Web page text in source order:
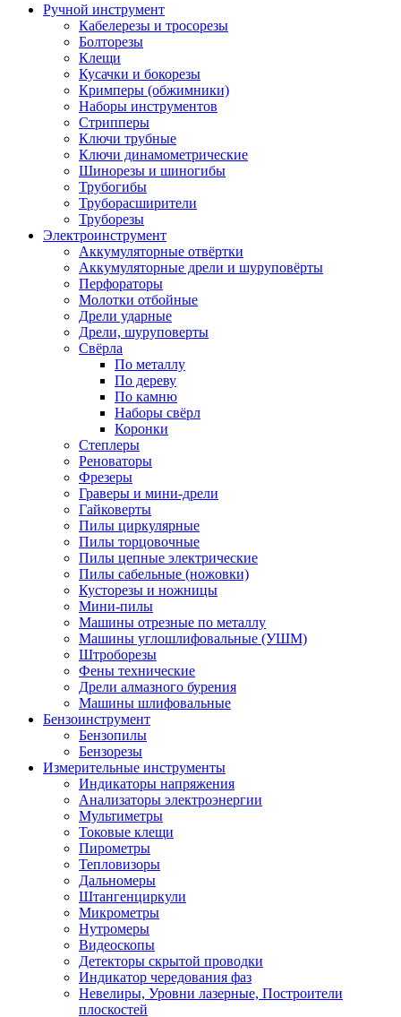
Ручной инструмент
Кабелерезы и тросорезы
Болторезы
Клещи
Кусачки и бокорезы
Кримперы (обжимники)
Наборы инструментов
Стрипперы
Ключи трубные
Ключи динамометрические
Шинорезы и шиногибы
Трубогибы
Труборасширители
Труборезы
Электроинструмент
Аккумуляторные отвёртки
Аккумуляторные дрели и шуруповёрты
Перфораторы
Молотки отбойные
Дрели ударные
Дрели, шуруповерты
Свёрла
По металлу
По дереву
По камню
Наборы свёрл
Коронки
Степлеры
Реноваторы
Фрезеры
Граверы и мини-дрели
Гайковерты
Пилы циркулярные
Пилы торцовочные
Пилы цепные электрические
Пилы сабельные (ножовки)
Кусторезы и ножницы
Мини-пилы
Машины отрезные по металлу
Машины углошлифовальные (УШМ)
Штроборезы
Фены технические
Дрели алмазного бурения
Машины шлифовальные
Бензоинструмент
Бензопилы
Бензорезы
Измерительные инструменты
Индикаторы напряжения
Анализаторы электроэнергии
Мультиметры
Токовые клещи
Пирометры
Тепловизоры
Дальномеры
Штангенциркули
Микрометры
Нутромеры
Видеоскопы
Детекторы скрытой проводки
Индикатор чередования фаз
Невелиры, Уровни лазерные, Построители
плоскостей